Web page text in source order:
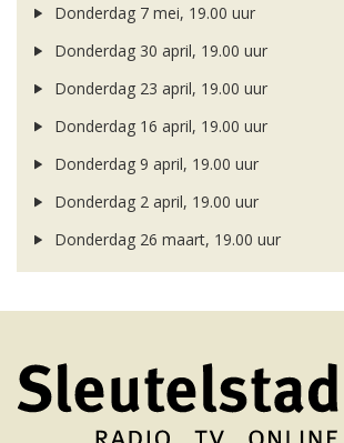
Donderdag 7 mei, 19.00 uur
Donderdag 30 april, 19.00 uur
Donderdag 23 april, 19.00 uur
Donderdag 16 april, 19.00 uur
Donderdag 9 april, 19.00 uur
Donderdag 2 april, 19.00 uur
Donderdag 26 maart, 19.00 uur